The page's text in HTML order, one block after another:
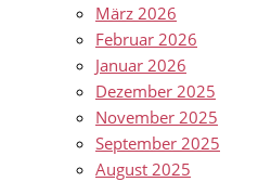
März 2026
Februar 2026
Januar 2026
Dezember 2025
November 2025
September 2025
August 2025